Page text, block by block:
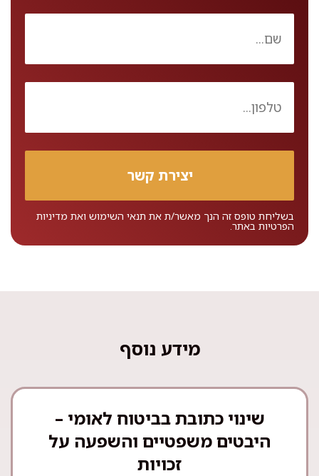
בשליחת טופס זה הנך מאשר/ת את תנאי השימוש ואת מדיניות
הפרטיות באתר.
מידע נוסף
שינוי כתובת בביטוח לאומי –
היבטים משפטיים והשפעה על
זכויות